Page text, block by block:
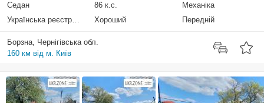
Седан
86 к.с.
Механіка
Українська реєстрація
Хороший Передній
Борзна, Чернігівська обл.
160 км від м. Київ